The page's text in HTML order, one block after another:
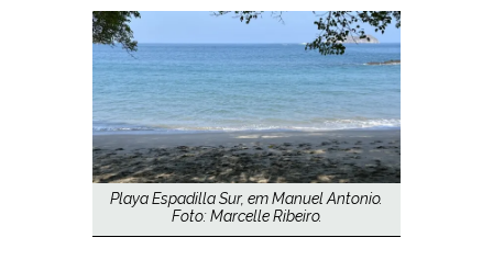
Playa Espadilla Sur, em Manuel Antonio.
Foto: Marcelle Ribeiro.